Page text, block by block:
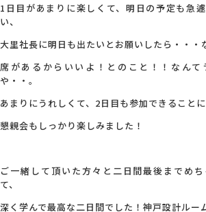
1日目があまりに楽しくて、明日の予定も急
い、
大里社長に明日も出たいとお願いしたら・・・
席があるからいいよ！とのこと！！なんて
や・・。
あまりにうれしくて、2日目も参加できること
懇親会もしっかり楽しみました！
ご一緒して頂いた方々と二日間最後までめ
て、
深く学んで最高な二日間でした！神戸設計ルー